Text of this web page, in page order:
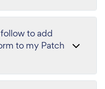
to add
to my Patch